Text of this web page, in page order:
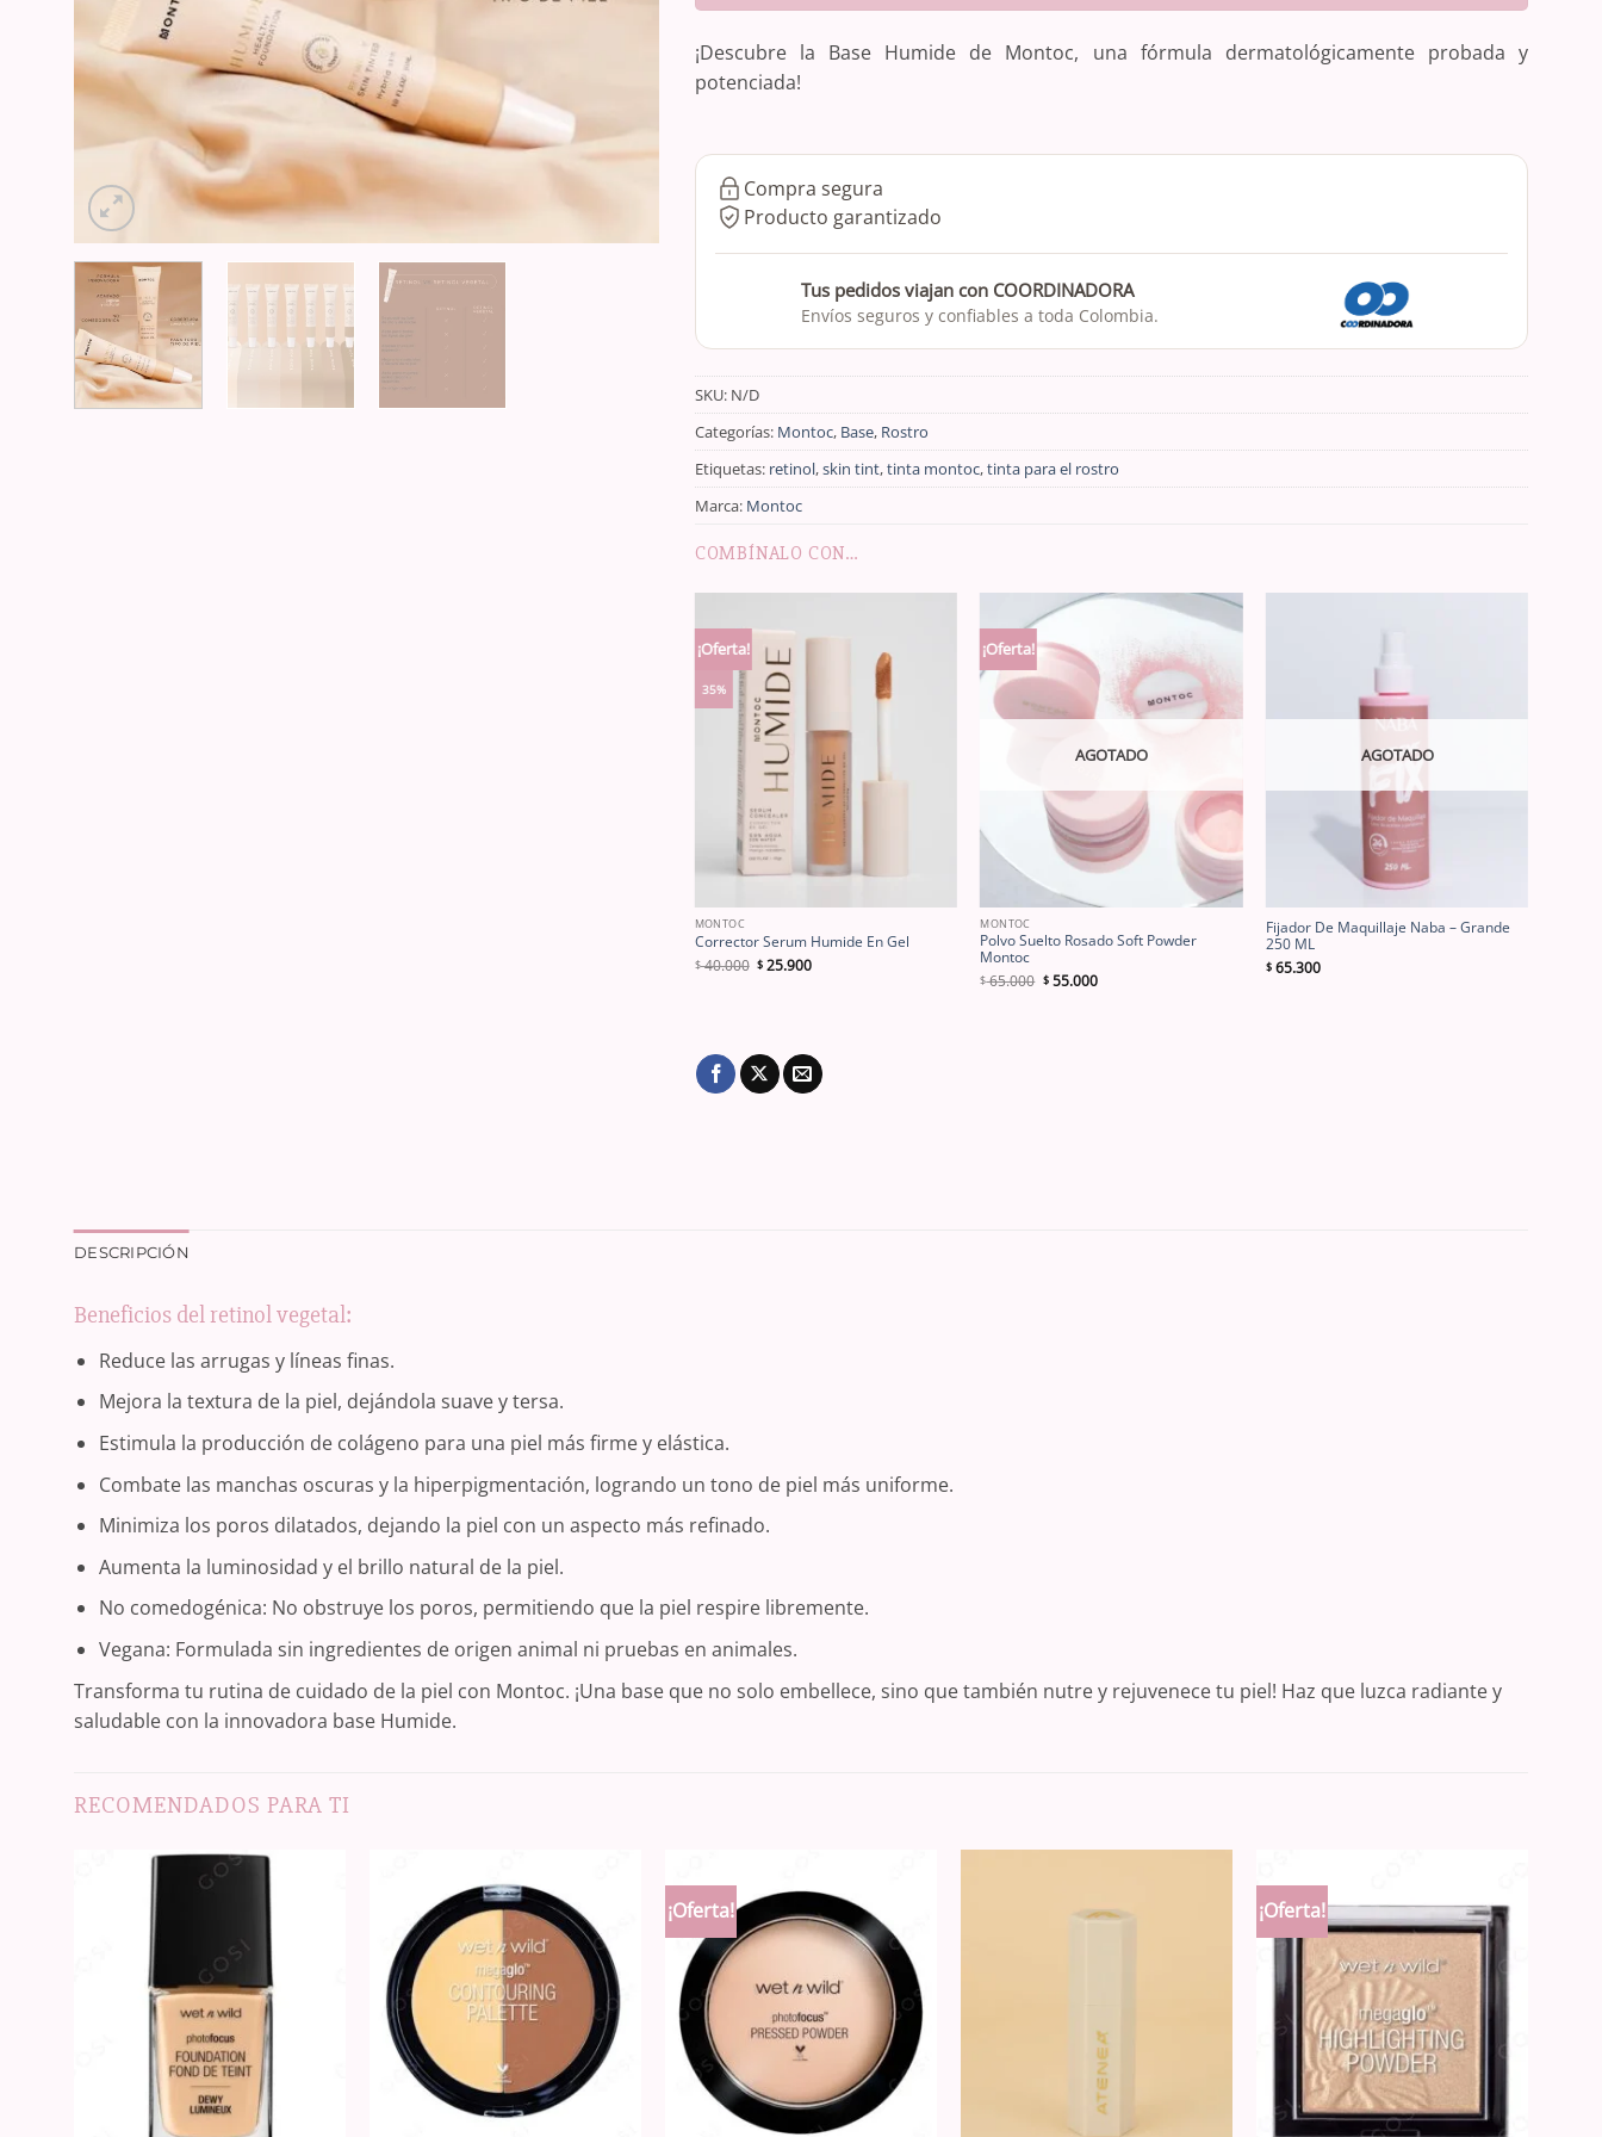
¡Descubre la Base Humide de Montoc, una fórmula dermatológicamente probada y
potenciada!
Compra segura
Producto garantizado
Tus pedidos viajan con COORDINADORA
Envíos seguros y confiables a toda Colombia.
SKU: N/D
Categorías: Montoc, Base, Rostro
Etiquetas: retinol,skin tint,tinta montoc,tinta para el rostro
Marca: Montoc
COMBÍNALO CON…
¡Oferta!
35%
MONTOC
Corrector Serum Humide En Gel
$40.000 El
$ 25.900El
¡Oferta!
AGOTADO
MONTOC
Polvo Suelto Rosado Soft Powder
Montoc
$65.000 El
$55.000El
AGOTADO
Fijador De Maquillaje Naba – Grande
250 ML
$ 65.300
DESCRIPCIÓN
Beneficios del retinol vegetal:
Reduce las arrugas y líneas finas.
Mejora la textura de la piel, dejándola suave y tersa.
Estimula la producción de colágeno para una piel más firme y elástica.
Combate las manchas oscuras y la hiperpigmentación, logrando un tono de piel más uniforme.
Minimiza los poros dilatados, dejando la piel con un aspecto más refinado.
Aumenta la luminosidad y el brillo natural de la piel.
No comedogénica: No obstruye los poros, permitiendo que la piel respire libremente.
Vegana: Formulada sin ingredientes de origen animal ni pruebas en animales.
Transforma tu rutina de cuidado de la piel con Montoc. ¡Una base que no solo embellece, sino que también nutre y rejuvenece tu piel! Haz que luzca radiante y
saludable con la innovadora base Humide.
RECOMENDADOS PARA TI
¡Oferta! ¡Oferta!